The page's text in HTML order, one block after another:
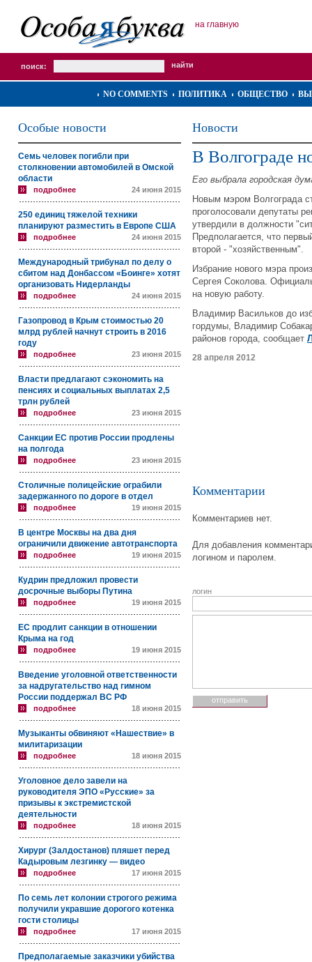
на главную
поиск:
NO COMMENTS ПОЛИТИКА ОБЩЕСТВО
Особые новости
Семь человек погибли при
столкновении автомобилей в Омской
области
подробнее 24 июня 2015
250 единиц тяжелой техники
планируют разместить в Европе США
подробнее 24 июня 2015
Международный трибунал по делу о
сбитом над Донбассом «Боинге» хотят
организовать Нидерланды
подробнее 24 июня 2015
Газопровод в Крым стоимостью 20
млрд рублей начнут строить в 2016
году
подробнее 23 июня 2015
Власти предлагают сэкономить на
пенсиях и социальных выплатах 2,5
трлн рублей
подробнее 23 июня 2015
Санкции ЕС против России продлены
на полгода
подробнее 23 июня 2015
Столичные полицейские ограбили
задержанного по дороге в отдел
подробнее 19 июня 2015
В центре Москвы на два дня
ограничили движение автотранспорта
подробнее 19 июня 2015
Кудрин предложил провести
досрочные выборы Путина
подробнее 19 июня 2015
ЕС продлит санкции в отношении
Крыма на год
подробнее 19 июня 2015
Введение уголовной ответственности
за надругательство над гимном
России поддержал ВС РФ
подробнее 18 июня 2015
Музыканты обвиняют «Нашествие» в
милитаризации
подробнее 18 июня 2015
Уголовное дело завели на
руководителя ЭПО «Русские» за
призывы к экстремистской
деятельности
подробнее 18 июня 2015
Хирург (Залдостанов) пляшет перед
Кадыровым лезгинку — видео
подробнее 17 июня 2015
По семь лет колонии строгого режима
получили укравшие дорогого котенка
гости столицы
подробнее 17 июня 2015
Предполагаемые заказчики убийства
Новости
В Волгограде
Его выбрала городская
Новым мэром Волгограда
проголосовали депутаты
утвердили в должности
Предполагается, что
второй - "хозяйственным".
Избрание нового мэра
Сергея Соколова.
на новую работу.
Владимир Васильков до
гордумы, Владимир
районов города, сообщает
28 апреля 2012
Комментарии
Комментариев нет.
Для добавления
логином и паролем.
логин